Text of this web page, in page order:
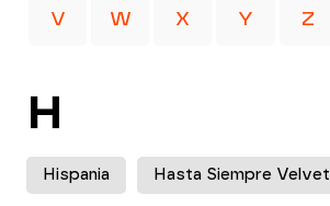
V W X Y Z
H
Hispania Hasta Siempre Velvet